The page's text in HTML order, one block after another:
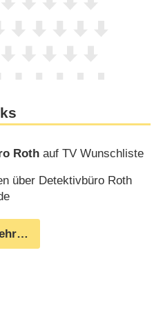
Roth auf TV Wunschliste
über Detektivbüro Roth